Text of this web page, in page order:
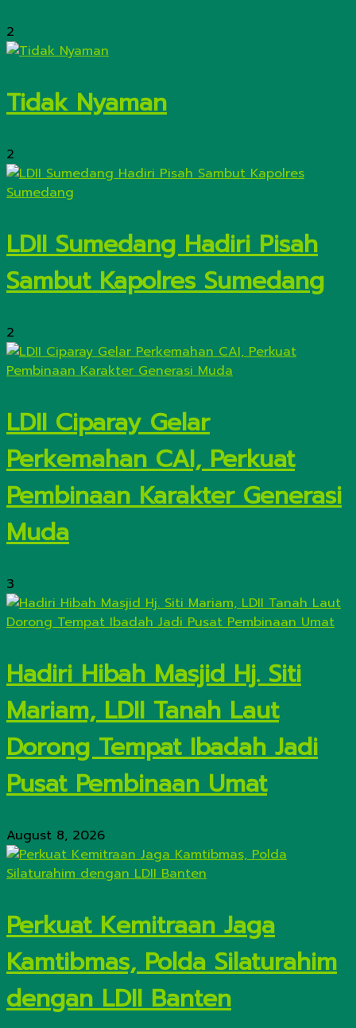
2
Tidak Nyaman
2
LDII Sumedang Hadiri Pisah
Sambut Kapolres Sumedang
2
LDII Ciparay Gelar
Perkemahan CAI, Perkuat
Pembinaan Karakter Generasi
Muda
3
Hadiri Hibah Masjid Hj. Siti
Mariam, LDII Tanah Laut
Dorong Tempat Ibadah Jadi
Pusat Pembinaan Umat
August 8, 2026
Perkuat Kemitraan Jaga
Kamtibmas, Polda Silaturahim
dengan LDII Banten